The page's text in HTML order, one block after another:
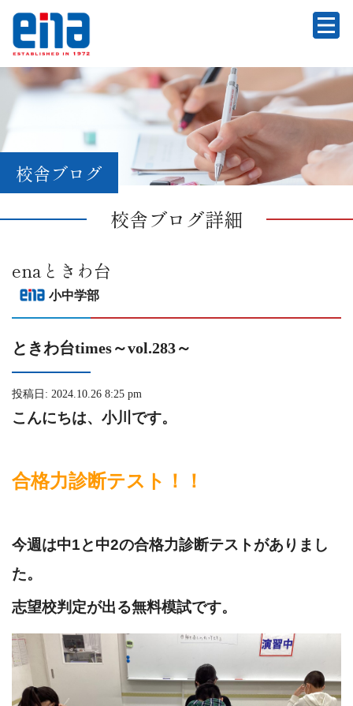
校舎ブログ
校舎ブログ詳細
enaときわ台
小中学部
ときわ台times～vol.283～
投稿日: 2024.10.26 8:25 pm
こんにちは、小川です。
合格力診断テスト！！
今週は中1と中2の合格力診断テストがありまし
た。
志望校判定が出る無料模試です。